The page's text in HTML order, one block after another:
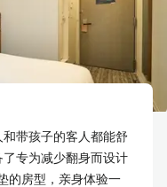
带孩子的客人都能舒
专为减少翻身而设计
的房型，亲身体验一